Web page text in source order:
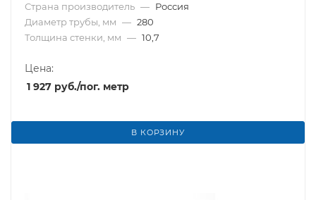
Страна производитель — Россия
Диаметр трубы, мм — 280
Толщина стенки, мм — 10,7
Цена:
1 927 руб./пог. метр
В КОРЗИНУ